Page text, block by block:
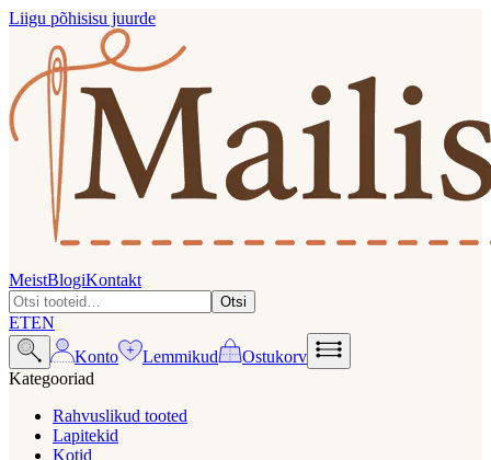
Liigu põhisisu juurde
MeistBlogiKontakt
Otsi
ETEN
Konto
Lemmikud
Ostukorv
Kategooriad
Rahvuslikud tooted
Lapitekid
Kotid